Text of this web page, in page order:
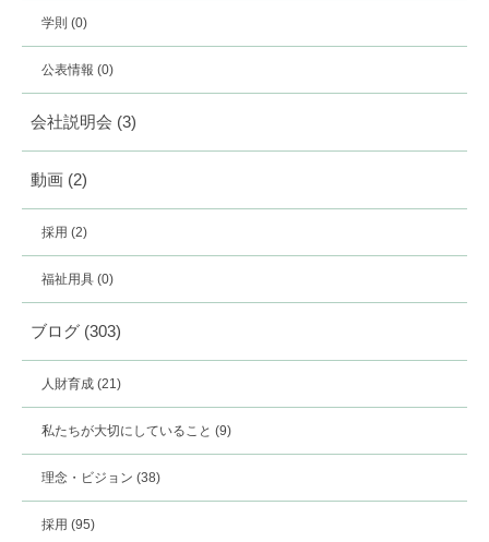
学則 (0)
公表情報 (0)
会社説明会 (3)
動画 (2)
採用 (2)
福祉用具 (0)
ブログ (303)
人財育成 (21)
私たちが大切にしていること (9)
理念・ビジョン (38)
採用 (95)